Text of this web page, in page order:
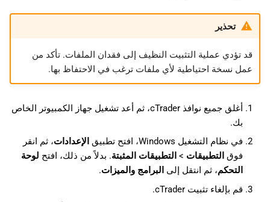
تحذير
قد تؤدي عملية التثبيت النظيف إلى فقدان الملفات. تأكد من
عمل نسخة احتياطية لأي ملفات ترغب في الاحتفاظ بها.
أغلق جميع نوافذ cTrader، ثم أعد تشغيل جهاز الكمبيوتر الخاص
بك.
في نظام التشغيل Windows، افتح تطبيق
الإعدادات، ثم انقر
فوق التطبيقات > التطبيقات المثبتة. بدلاً من ذلك، افتح لوحة
التحكم، ثم انتقل إلى البرامج والميزات.
قم بإلغاء تثبيت cTrader.